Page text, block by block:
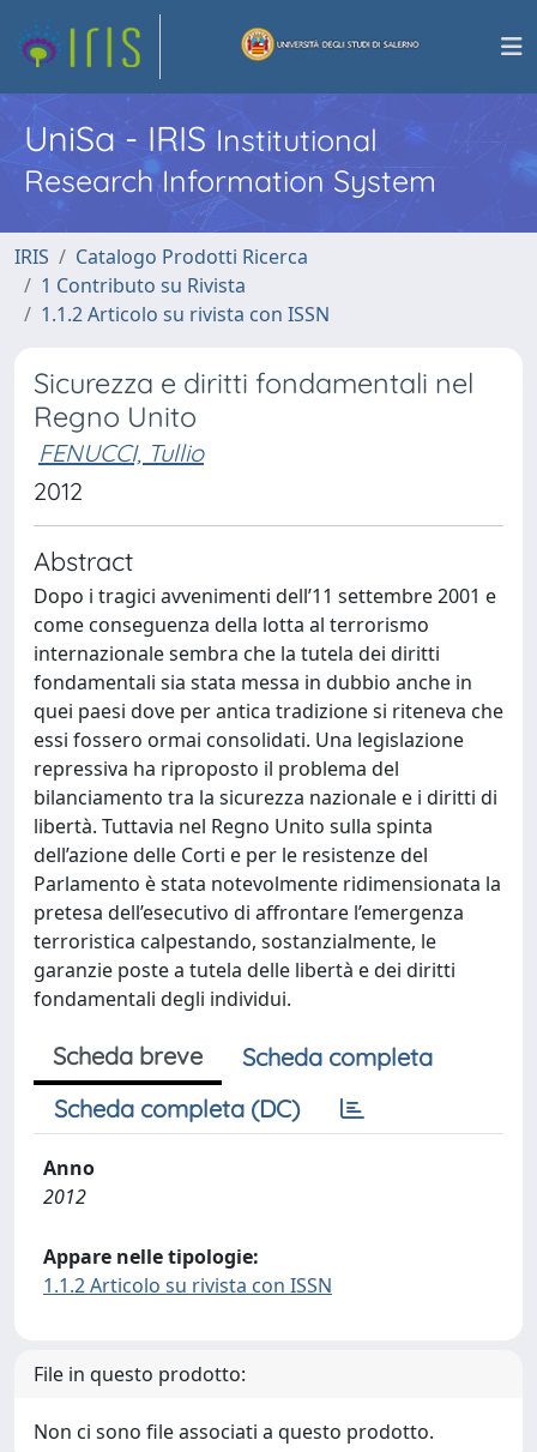
UniSa - IRISInstitutional
Research Information System
IRIS
Catalogo Prodotti Ricerca
1 Contributo su Rivista
1.1.2 Articolo su rivista con ISSN
Sicurezza e diritti fondamentali nel
Regno Unito
FENUCCI, Tullio
2012
Abstract
Dopo i tragici avvenimenti dell’11 settembre 2001 e
come conseguenza della lotta al terrorismo
internazionale sembra che la tutela dei diritti
fondamentali sia stata messa in dubbio anche in
quei paesi dove per antica tradizione si riteneva che
essi fossero ormai consolidati. Una legislazione
repressiva ha riproposto il problema del
bilanciamento tra la sicurezza nazionale e i diritti di
libertà. Tuttavia nel Regno Unito sulla spinta
dell’azione delle Corti e per le resistenze del
Parlamento è stata notevolmente ridimensionata la
pretesa dell’esecutivo di affrontare l’emergenza
terroristica calpestando, sostanzialmente, le
garanzie poste a tutela delle libertà e dei diritti
fondamentali degli individui.
Scheda breve
Scheda completa
Scheda completa (DC)
Anno
2012
Appare nelle tipologie:
1.1.2 Articolo su rivista con ISSN
File in questo prodotto:
Non ci sono file associati a questo prodotto.